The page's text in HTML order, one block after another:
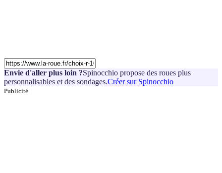
Envie d'aller plus loin ?Spinocchio propose des roues plus
personnalisables et des sondages.Créer sur Spinocchio
Publicité